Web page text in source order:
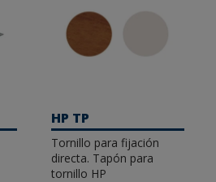
HP TP
Tornillo para fijación
directa. Tapón para
tornillo HP